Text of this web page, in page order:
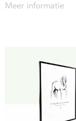
Meer informatie